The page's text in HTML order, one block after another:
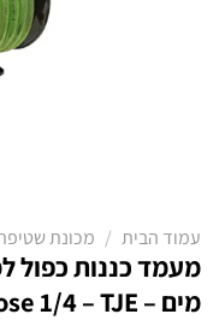
עמוד הבית / מכונת
מעמד כננות כפול
מים – Unique Double Stacked Hose 1/4 – TJE